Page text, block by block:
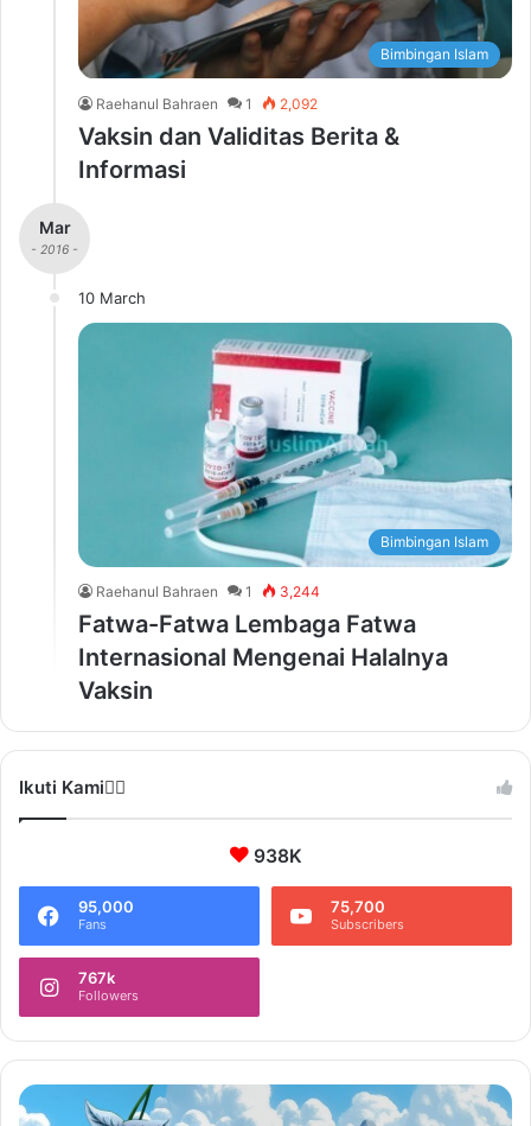
Bimbingan Islam
Raehanul Bahraen 1 2,092
Vaksin dan Validitas Berita &
Informasi
Mar
- 2016 -
10 March
Bimbingan Islam
Raehanul Bahraen 1 3,244
Fatwa-Fatwa Lembaga Fatwa
Internasional Mengenai Halalnya
Vaksin
Ikuti Kami❤️‍🔥
938K
95,000
Fans
75,700
Subscribers
767k
Followers